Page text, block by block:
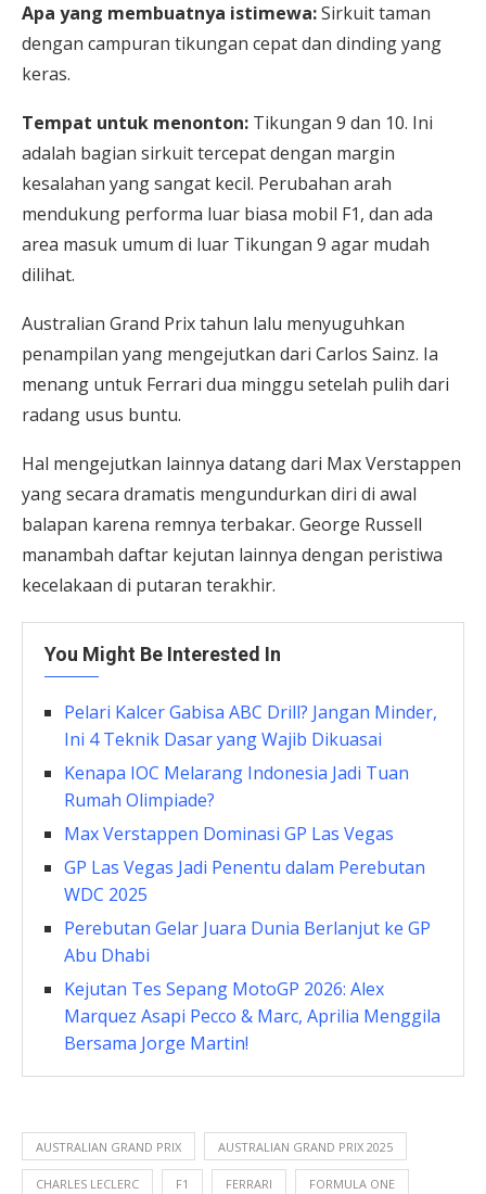
Apa yang membuatnya istimewa:Sirkuit taman
dengan campuran tikungan cepat dan dinding yang
keras.
Tempat untuk menonton: Tikungan 9 dan 10. Ini
adalah bagian sirkuit tercepat dengan margin
kesalahan yang sangat kecil. Perubahan arah
mendukung performa luar biasa mobil F1, dan ada
area masuk umum di luar Tikungan 9 agar mudah
dilihat.
Australian Grand Prix tahun lalu menyuguhkan
penampilan yang mengejutkan dari Carlos Sainz. Ia
menang untuk Ferrari dua minggu setelah pulih dari
radang usus buntu.
Hal mengejutkan lainnya datang dari Max Verstappen
yang secara dramatis mengundurkan diri di awal
balapan karena remnya terbakar. George Russell
manambah daftar kejutan lainnya dengan peristiwa
kecelakaan di putaran terakhir.
You Might Be Interested In
Pelari Kalcer Gabisa ABC Drill? Jangan Minder,
Ini 4 Teknik Dasar yang Wajib Dikuasai
Kenapa IOC Melarang Indonesia Jadi Tuan
Rumah Olimpiade?
Max Verstappen Dominasi GP Las Vegas
GP Las Vegas Jadi Penentu dalam Perebutan
WDC 2025
Perebutan Gelar Juara Dunia Berlanjut ke GP
Abu Dhabi
Kejutan Tes Sepang MotoGP 2026: Alex
Marquez Asapi Pecco & Marc, Aprilia Menggila
Bersama Jorge Martin!
AUSTRALIAN GRAND PRIX AUSTRALIAN GRAND PRIX 2025
CHARLES LECLERC F1 FERRARI FORMULA ONE